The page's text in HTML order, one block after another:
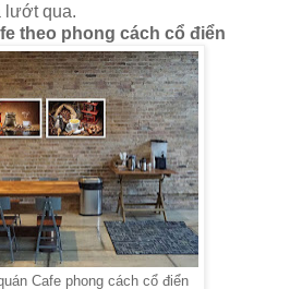
lướt qua.
theo phong cách cổ điển
Cafe phong cách cổ điển